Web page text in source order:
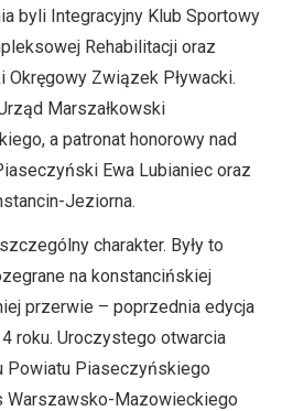
byli Integracyjny Klub Sportowy
Rehabilitacji oraz
Związek Pływacki.
Marszałkowski
a patronat honorowy nad
Ewa Lubianiec oraz
Jeziorna.
charakter. Były to
na konstancińskiej
przerwie – poprzednia edycja
roku. Uroczystego otwarcia
Powiatu Piaseczyńskiego
Warszawsko-Mazowieckiego